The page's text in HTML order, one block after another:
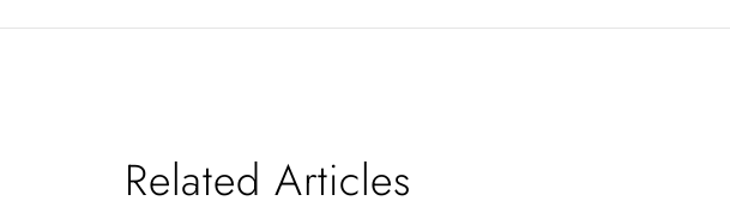
Related Articles